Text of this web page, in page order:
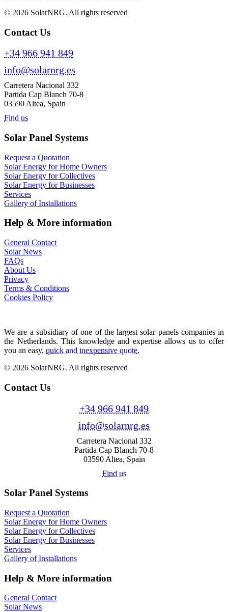
© 2026 SolarNRG. All rights reserved
Contact Us
+34 966 941 849
info@solarnrg.es
Carretera Nacional 332
Partida Cap Blanch 70-8
03590 Altea, Spain
Find us
Solar Panel Systems
Request a Quotation
Solar Energy for Home Owners
Solar Energy for Collectives
Solar Energy for Businesses
Services
Gallery of Installations
Help & More information
General Contact
Solar News
FAQs
About Us
Privacy
Terms & Conditions
Cookies Policy
We are a subsidiary of one of the largest solar panels companies in
the Netherlands. This knowledge and expertise allows us to offer
you an easy, quick and inexpensive quote.
© 2026 SolarNRG. All rights reserved
Contact Us
+34 966 941 849
info@solarnrg.es
Carretera Nacional 332
Partida Cap Blanch 70-8
03590 Altea, Spain
Find us
Solar Panel Systems
Request a Quotation
Solar Energy for Home Owners
Solar Energy for Collectives
Solar Energy for Businesses
Services
Gallery of Installations
Help & More information
General Contact
Solar News